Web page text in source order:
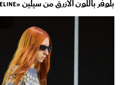
بلوفر باللون الأزرق من سيلين «Celine»